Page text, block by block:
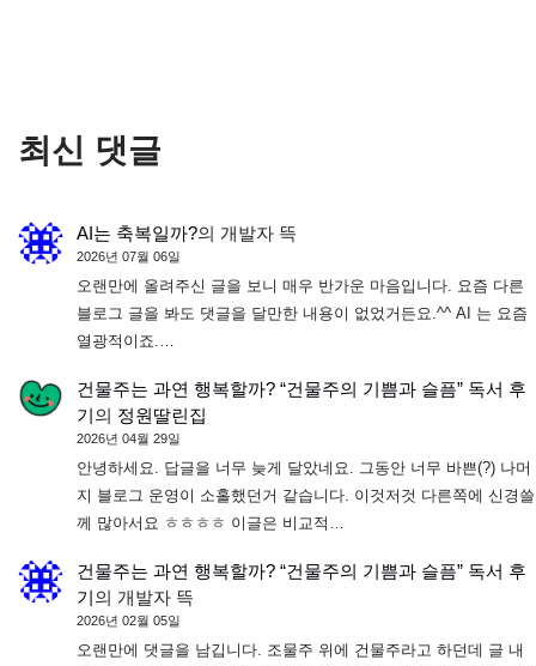
최신 댓글
AI는 축복일까?의 개발자 뜩
2026년 07월 06일
오랜만에 올려주신 글을 보니 매우 반가운 마음입니다. 요즘 다른
블로그 글을 봐도 댓글을 달만한 내용이 없었거든요.^^ AI 는 요즘
열광적이죠.…
건물주는 과연 행복할까? “건물주의 기쁨과 슬픔” 독서 후
기의 정원딸린집
2026년 04월 29일
안녕하세요. 답글을 너무 늦게 달았네요. 그동안 너무 바쁜(?) 나머
지 블로그 운영이 소홀했던거 같습니다. 이것저것 다른쪽에 신경쓸
께 많아서요 ㅎㅎㅎㅎ 이글은 비교적…
건물주는 과연 행복할까? “건물주의 기쁨과 슬픔” 독서 후
기의 개발자 뜩
2026년 02월 05일
오랜만에 댓글을 남깁니다. 조물주 위에 건물주라고 하던데 글 내